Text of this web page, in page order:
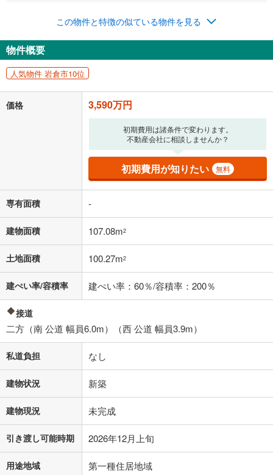
一般的には最長35年まで借り入れ可能です。多くの金融機関
が完済時の年齢は80歳までを条件としています。
閉じる
頭金
3,590万円
自己資金から住宅購入にかけられる金額を入力してくださ
い。一般的には物件価格の2割までが目安です。
万円
/回
年2回払いを想定しています。毎月の返済額に加えて、ボー
ボーナス払いの限度額は金融機関によって異なります。
閉じる
月々の返済額 93,191円 /月
「金利」については、ご利用を予定されている金融機関等にご確認の
上、ご自身での入力をお願いいたします。初期設定で自動入力されてい
る値は、実際の金融機関等における貸出金利とは何ら関係がなく、実際
済方法「元利均等返済」にて算出しております。入力された金利を35年
適用した場合の計算結果を表示しています。
その他月額費用や、初期費用がかかります。ご注意ください。実際にお
す。
条件によってお借り入れができないことがあります。
不動産会社に購入相談をする
この物件と特徴の似ている物件を見る
物件概要
人気物件 岩倉市10位
価格 3,590万円
初期費用は諸条件で変わります。
不動産会社に相談しませんか？
初期費用が知りたい 無料
専有面積 -
建物面積 107.08m2
土地面積 100.27m2
建ぺい率/容積率 建ぺい率：60％/容積率：200％
接道
二方（南 公道 幅員6.0m）（西 公道 幅員3.9m）
私道負担 なし
建物状況 新築
建物現況 未完成
引き渡し可能時期 2026年12月上旬
用途地域 第一種住居地域